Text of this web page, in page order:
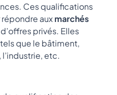
Ces qualifications
auxmarchés
privés. Elles
que le bâtiment,
l’industrie, etc.